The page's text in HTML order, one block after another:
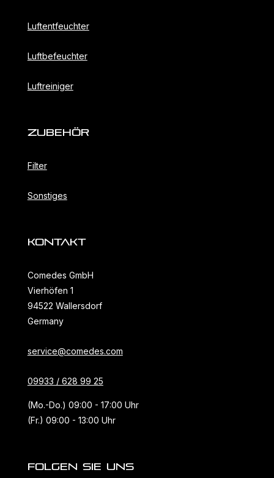
Luftentfeuchter
Luftbefeuchter
Luftreiniger
ZubehöR
Filter
Sonstiges
KONTAKT
Comedes GmbH
Vierhöfen 1
94522 Wallersdorf
Germany
service@comedes.com
09933 / 628 99 25
(Mo.-Do.) 09:00 - 17:00 Uhr
(Fr.) 09:00 - 13:00 Uhr
FOLGEN SIE UNS